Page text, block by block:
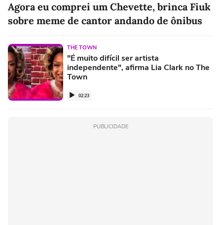
Agora eu comprei um Chevette, brinca Fiuk
sobre meme de cantor andando de ônibus
THE TOWN
"É muito difícil ser artista
independente", afirma Lia Clark no The
Town
02:23
PUBLICIDADE